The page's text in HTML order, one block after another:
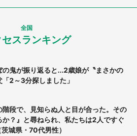
全国
セスランキング
の鬼が振り返ると...2歳娘が〝まさかの
2～3分探しました」
階段で、見知らぬ人と目が合った。その
か？』と尋ねられ、私たちは2人ですぐ
城県・70代男性）